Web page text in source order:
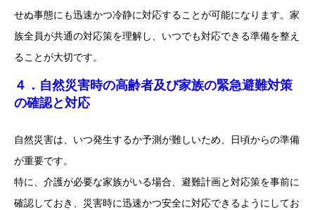
せぬ事態にも迅速かつ冷静に対応することが可能になります。家
族全員が共通の対応策を理解し、いつでも対応できる準備を整え
ることが大切です。
４．自然災害時の高齢者及び家族の緊急避難対策
の確認と対応
自然災害は、いつ発生するか予測が難しいため、日頃からの準備
が重要です。
特に、介護が必要な家族がいる場合、避難計画と対応策を事前に
確認しておき、災害時に迅速かつ安全に対応できるようにしてお